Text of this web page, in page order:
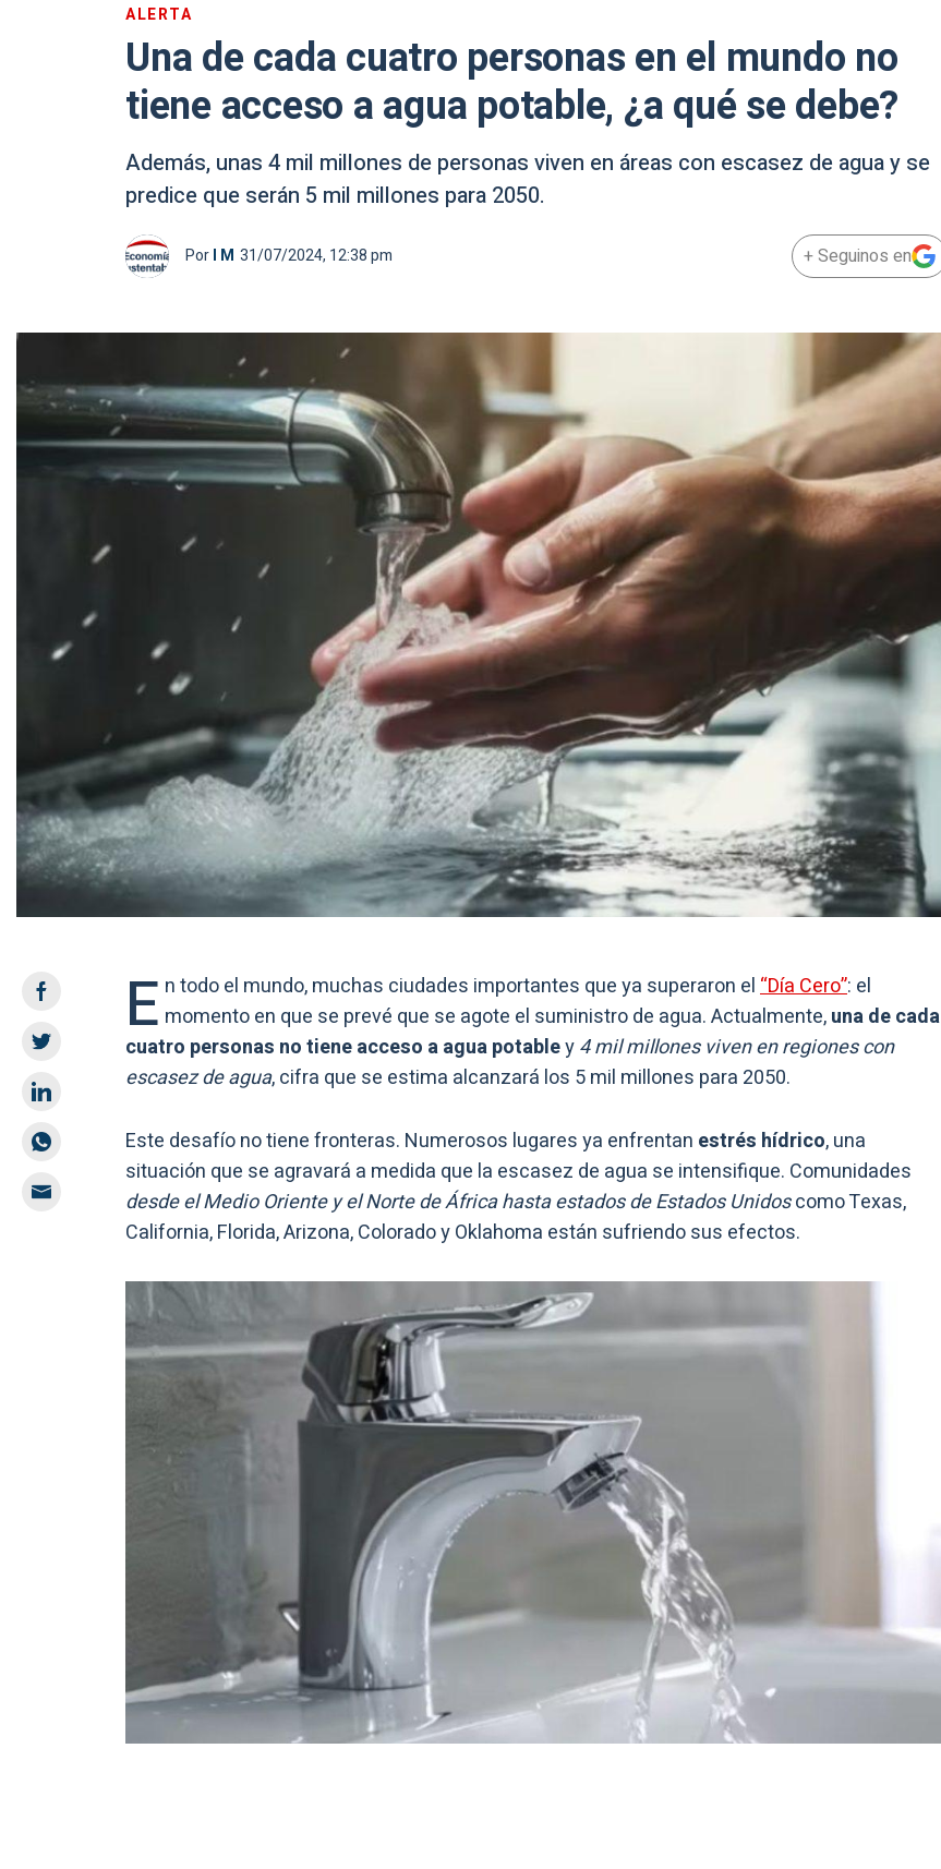
ALERTA
Una de cada cuatro personas en el mundo no
tiene acceso a agua potable, ¿a qué se debe?
Además, unas 4 mil millones de personas viven en áreas con escasez de agua y se
predice que serán 5 mil millones para 2050.
PorI M 31/07/2024, 12:38 pm + Seguinos en
E n todo el mundo, muchas ciudades importantes que ya superaron el“Día Cero”: el
momento en que se prevé que se agote el suministro de agua. Actualmente,una de cada
cuatro personas no tiene acceso a agua potabley4 mil millones viven en regiones con
escasez de agua, cifra que se estima alcanzará los 5 mil millones para 2050.
Este desafío no tiene fronteras. Numerosos lugares ya enfrentan estrés hídrico, una
situación que se agravará a medida que la escasez de agua se intensifique. Comunidades
desde el Medio Oriente y el Norte de África hasta estados de Estados Unidoscomo Texas,
California, Florida, Arizona, Colorado y Oklahoma están sufriendo sus efectos.